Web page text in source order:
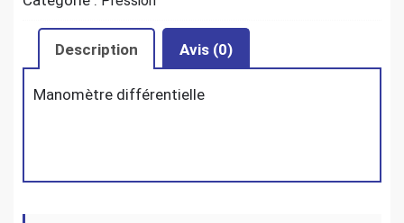
Description Avis (0)
Manomètre différentielle